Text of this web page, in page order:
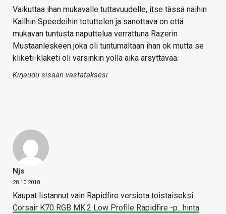
Vaikuttaa ihan mukavalle tuttavuudelle, itse tässä näihin
Kailhin Speedeihin totuttelen ja sanottava on että
mukavan tuntusta naputtelua verrattuna Razerin
Mustaanleskeen joka oli tuntumaltaan ihan ok mutta se
kliketi-klaketi oli varsinkin yöllä aika ärsyttävää.
Kirjaudu sisään vastataksesi
Njs
28.10.2018
Kaupat listannut vain Rapidfire versiota toistaiseksi:
Corsair K70 RGB MK.2 Low Profile Rapidfire -p.. hinta